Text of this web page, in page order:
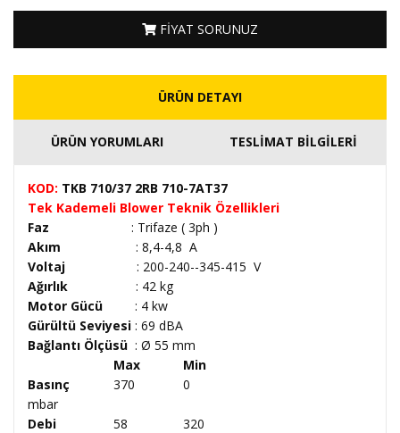
FİYAT SORUNUZ
ÜRÜN DETAYI
ÜRÜN YORUMLARI TESLİMAT BİLGİLERİ
KOD: TKB 710/37 2RB 710-7AT37
Tek Kademeli Blower Teknik Özellikleri
Faz : Trifaze ( 3ph )
Akım
: 8,4-4,8 A
Voltaj
: 200-240--345-415 V
Ağırlık
: 42 kg
Motor Gücü
: 4 kw
Gürültü Seviyesi : 69 dBA
Bağlantı Ölçüsü : Ø 55 mm
Max
Min
Basınç
mbar
370 0
Debi
58 320